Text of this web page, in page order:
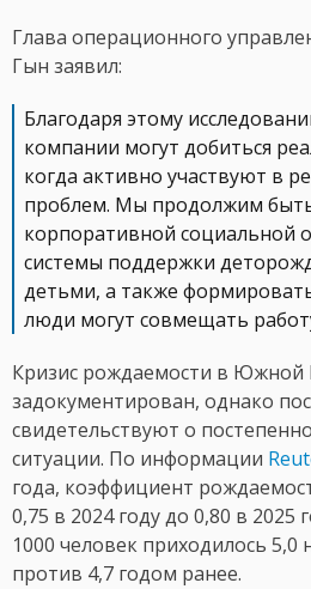
Глава операционного
Гын заявил:
Благодаря этому
компании могут добиться
когда активно участвуют в
проблем. Мы продолжим
корпоративной социальной
системы поддержки
детьми, а также
люди могут совмещать
Кризис рождаемости в Южной
задокументирован, однако
свидетельствуют о
ситуации. По информации
года, коэффициент
0,75 в 2024 году до 0,80 в 2025
1000 человек приходилось
против 4,7 годом ранее.